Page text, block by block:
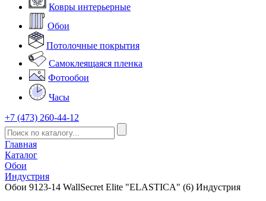
Ковры интерьерные
Обои
Потолочные покрытия
Самоклеящаяся пленка
Фотообои
Часы
+7 (473) 260-44-12
Главная
Каталог
Обои
Индустрия
Обои 9123-14 WallSecret Elite "ELASTICA" (6) Индустрия